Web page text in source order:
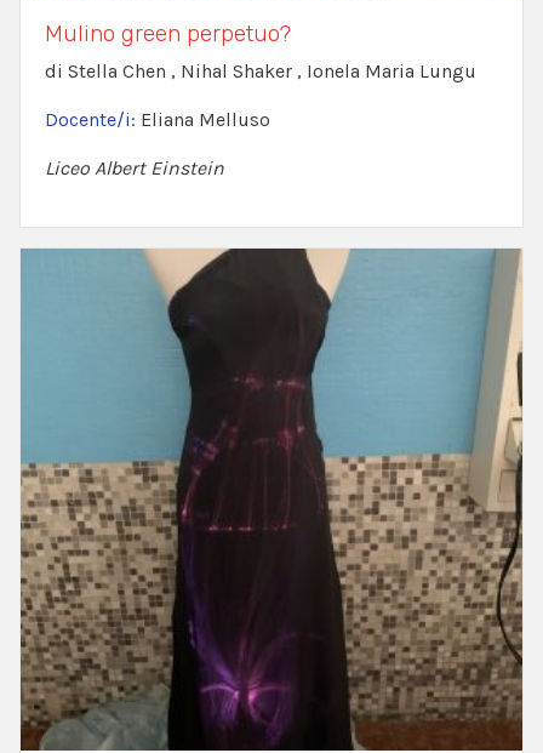
Mulino green perpetuo?
di Stella Chen , Nihal Shaker , Ionela Maria Lungu
Docente/i: Eliana Melluso
Liceo Albert Einstein